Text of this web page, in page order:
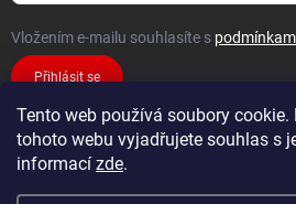
Tento web používá soubory
tohoto webu vyjadřujete souhlas s
informací zde.
Vložením e-mailu souhlasíte s
Přihlásit se